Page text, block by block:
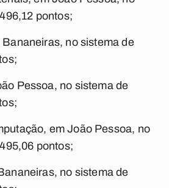
pontos;
no sistema de
Pessoa, no sistema de
em João Pessoa, no
pontos;
no sistema de